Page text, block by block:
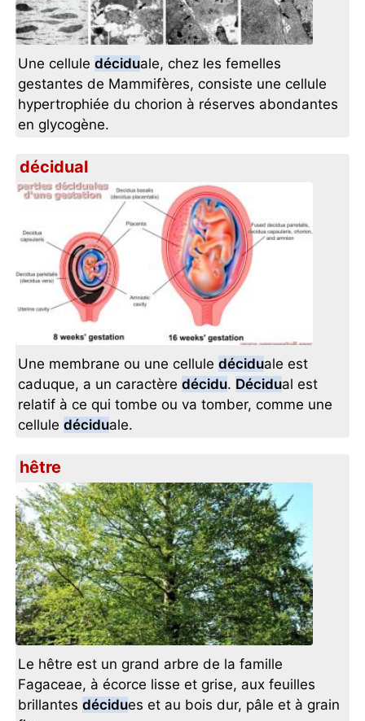
Une celluledéciduale, chez les femelles
gestantes de Mammifères, consiste une cellule
hypertrophiée du chorion à réserves abondantes
en glycogène.
décidual
Une membrane ou une celluledéciduale est
caduque, a un caractèredécidu. Décidual est
relatif à ce qui tombe ou va tomber, comme une
celluledéciduale.
hêtre
Le hêtre est un grand arbre de la famille
Fagaceae, à écorce lisse et grise, aux feuilles
brillantesdécidues et au bois dur, pâle et à grain